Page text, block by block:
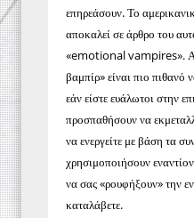
επηρεάσουν. Το
αποκαλεί σε άρθρο του
«emotional vampires».
βαμπίρ» είναι πιο
εάν είστε ευάλωτοι στην
προσπαθήσουν να
να ενεργείτε με βάση τα
χρησιμοποιήσουν
να σας «ρουφήξουν» την
καταλάβετε.